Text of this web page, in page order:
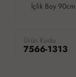
İçlik Boy
Ürün Kodu
7566-1313